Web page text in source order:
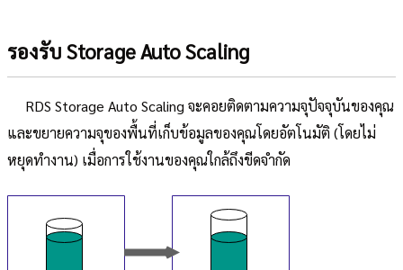
รองรับ Storage Auto Scaling
RDS Storage Auto Scaling จะคอยติดตามความจุปัจจุบันของคุณ
และขยายความจุของพื้นที่เก็บข้อมูลของคุณโดยอัตโนมัติ (โดยไม่
หยุดทำงาน) เมื่อการใช้งานของคุณใกล้ถึงขีดจำกัด